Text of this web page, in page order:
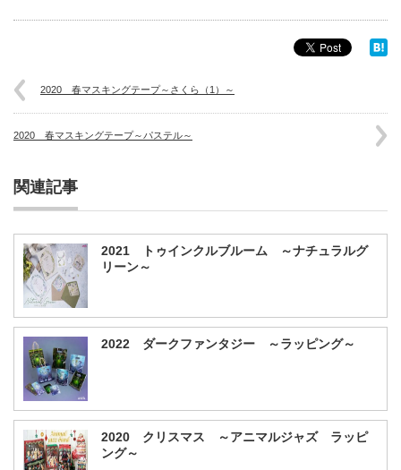
2020 春マスキングテープ～さくら（1）～
2020 春マスキングテープ～パステル～
関連記事
2021 トゥインクルブルーム ～ナチュラルグ
リーン～
2022 ダークファンタジー ～ラッピング～
2020 クリスマス ～アニマルジャズ ラッピ
ング～